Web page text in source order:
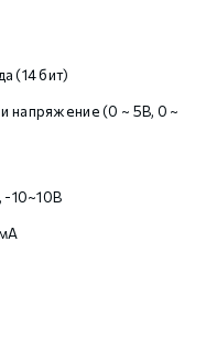
(14 бит)
напряжение (0 ~ 5В, 0 ~
-10~10В